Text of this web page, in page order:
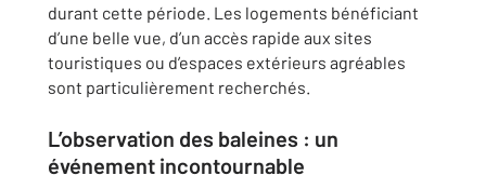
durant cette période. Les logements bénéficiant
d’une belle vue, d’un accès rapide aux sites
touristiques ou d’espaces extérieurs agréables
sont particulièrement recherchés.
L’observation des baleines : un
événement incontournable